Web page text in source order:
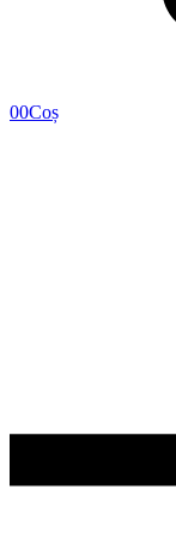
00Coș